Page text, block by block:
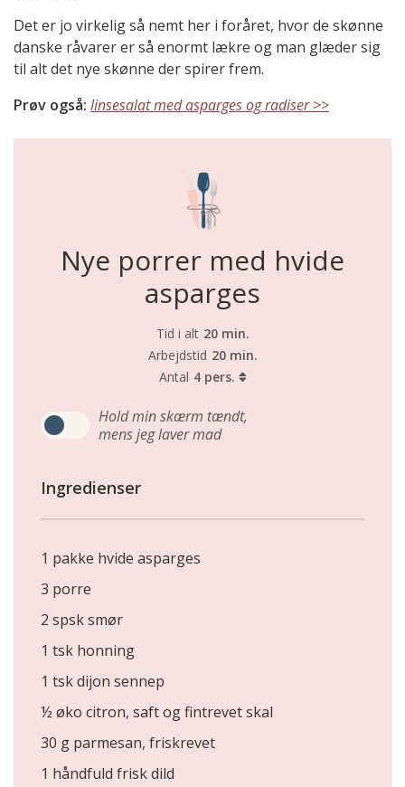
Det er jo virkelig så nemt her i foråret, hvor de skønne
danske råvarer er så enormt lækre og man glæder sig
til alt det nye skønne der spirer frem.
Prøv også: linsesalat med asparges og radiser >>
Nye porrer med hvide
asparges
Tid i alt 20 min.
Arbejdstid 20 min.
Antal 4 pers.
Hold min skærm tændt,
mens jeg laver mad
Ingredienser
1 pakke hvide asparges
3 porre
2 spsk smør
1 tsk honning
1 tsk dijon sennep
½ øko citron, saft og fintrevet skal
30 g parmesan, friskrevet
1 håndfuld frisk dild